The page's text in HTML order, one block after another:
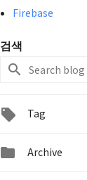
Firebase
검색
Tag
 Archive